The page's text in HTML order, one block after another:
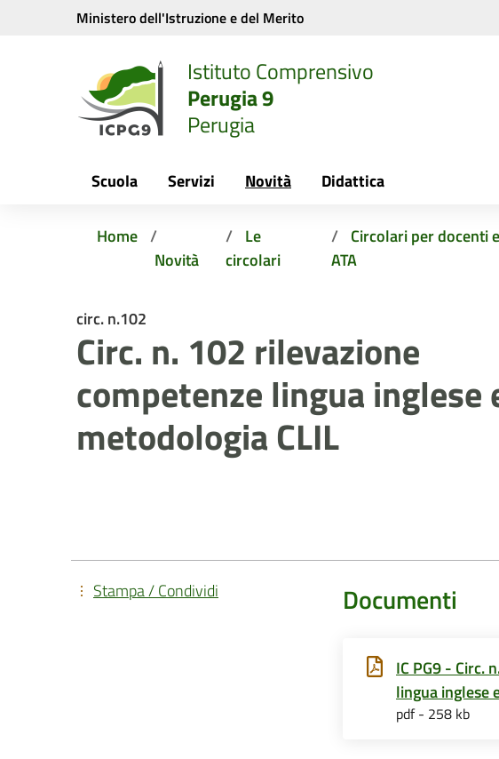
Vai ai contenuti
Vai al menu di navigazione
Ministero dell'Istruzione e del Merito
Istituto Comprensivo
Perugia 9
Perugia
Scuola Servizi Novità Didattica
Home
Novità
Le
circolari
Circolari per docenti
ATA
circ. n.102
Circ. n. 102 rilevazione
competenze lingua inglese
metodologia CLIL
Documenti
IC PG9 - Circ.
lingua inglese
pdf - 258 kb
Stampa / Condividi